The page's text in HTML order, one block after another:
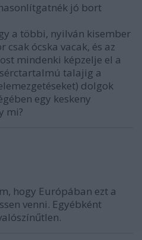
jó bort
a többi, nyilván kisember
csak ócska vacak, és az
mindenki képzelje el a
talajig a
dolgok
egy keskeny
mi?
hogy Európában ezt a
venni. Egyébként